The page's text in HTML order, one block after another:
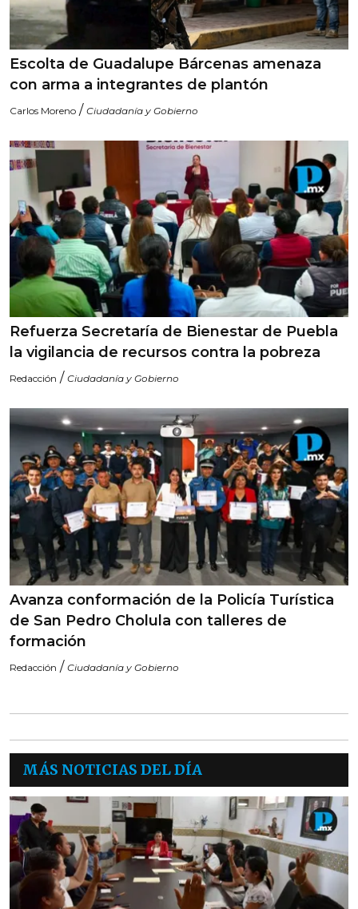
Escolta de Guadalupe Bárcenas amenaza
con arma a integrantes de plantón
Carlos Moreno / Ciudadanía y Gobierno
Refuerza Secretaría de Bienestar de Puebla
la vigilancia de recursos contra la pobreza
Redacción / Ciudadanía y Gobierno
Avanza conformación de la Policía Turística
de San Pedro Cholula con talleres de
formación
Redacción / Ciudadanía y Gobierno
MÁS NOTICIAS DEL DÍA